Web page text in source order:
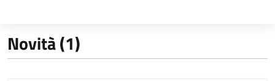
Novità (1)